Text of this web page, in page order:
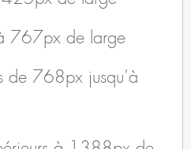
767px de large
de 768px jusqu’à
à 1388px de